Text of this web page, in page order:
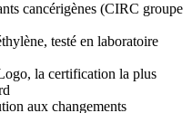
cancérigènes (CIRC groupe
testé en laboratoire
la certification la plus
aux changements